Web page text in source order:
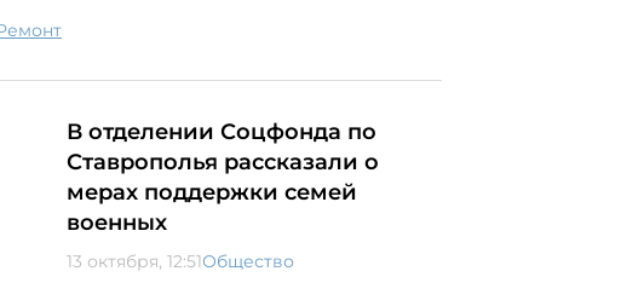
ремонт
В отделении Соцфонда по
Ставрополья рассказали о
мерах поддержки семей
военных
13 октября, 12:51Общество